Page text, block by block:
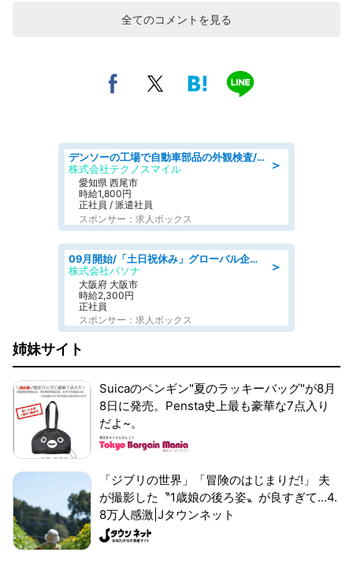
全てのコメントを見る
＞
デンソーの工場で自動車部品の外観検査/denso aichi
株式会社テクノスマイル
愛知県 西尾市
時給1,800円
正社員 / 派遣社員
スポンサー：求人ボックス
＞
09月開始/「土日祝休み」グローバル企業での産業保健のお仕事/保健師/高時給/残業なし/服装自由
株式会社パソナ
大阪府 大阪市
時給2,300円
正社員
スポンサー：求人ボックス
姉妹サイト
Suicaのペンギン"夏のラッキーバッグ"が8月
8日に発売。Pensta史上最も豪華な7点入り
だよ~。
「ジブリの世界」「冒険のはじまりだ!」 夫
が撮影した〝1歳娘の後ろ姿〟が良すぎて...4.
8万人感激|Jタウンネット